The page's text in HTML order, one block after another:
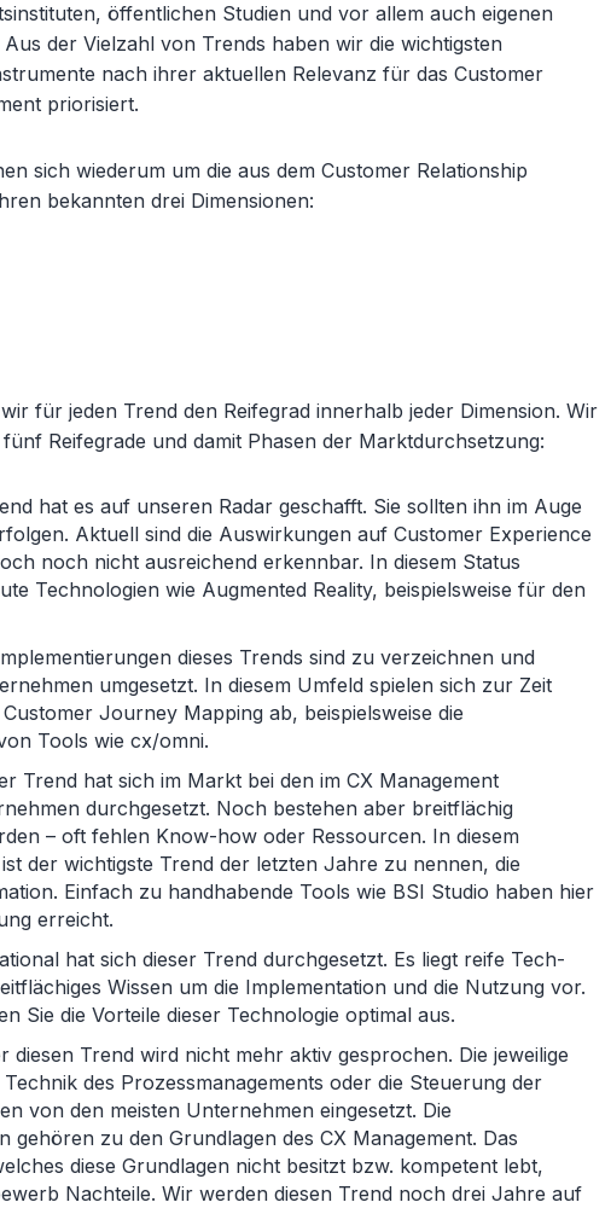
öffentlichen Studien und vor allem auch eigenen
der Vielzahl von Trends haben wir die wichtigsten
nach ihrer aktuellen Relevanz für das Customer
priorisiert.
sich wiederum um die aus dem Customer Relationship
bekannten drei Dimensionen:
für jeden Trend den Reifegrad innerhalb jeder Dimension. Wir
Reifegrade und damit Phasen der Marktdurchsetzung:
hat es auf unseren Radar geschafft. Sie sollten ihn im Auge
Aktuell sind die Auswirkungen auf Customer Experience
noch nicht ausreichend erkennbar. In diesem Status
Technologien wie Augmented Reality, beispielsweise für den
dieses Trends sind zu verzeichnen und
umgesetzt. In diesem Umfeld spielen sich zur Zeit
Journey Mapping ab, beispielsweise die
Tools wie cx/omni.
Trend hat sich im Markt bei den im CX Management
durchgesetzt. Noch bestehen aber breitflächig
– oft fehlen Know-how oder Ressourcen. In diesem
der wichtigste Trend der letzten Jahre zu nennen, die
Einfach zu handhabende Tools wie BSI Studio haben hier
erreicht.
hat sich dieser Trend durchgesetzt. Es liegt reife Tech-
Wissen um die Implementation und die Nutzung vor.
Sie die Vorteile dieser Technologie optimal aus.
diesen Trend wird nicht mehr aktiv gesprochen. Die jeweilige
des Prozessmanagements oder die Steuerung der
von den meisten Unternehmen eingesetzt. Die
gehören zu den Grundlagen des CX Management. Das
diese Grundlagen nicht besitzt bzw. kompetent lebt,
Nachteile. Wir werden diesen Trend noch drei Jahre auf